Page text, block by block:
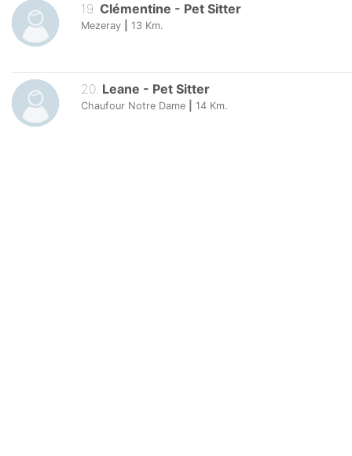
19. Clémentine - Pet Sitter
Mezeray 13 Km.
20. Leane - Pet Sitter
Chaufour Notre Dame 14 Km.